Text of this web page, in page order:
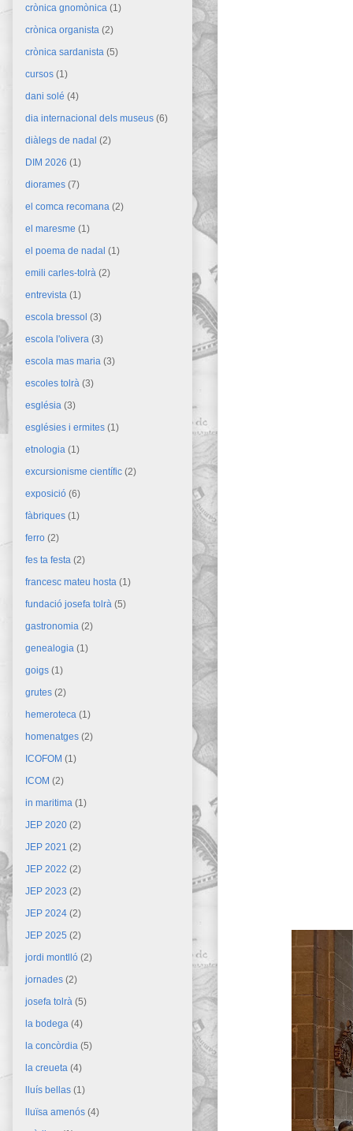
crònica gnomònica (1)
crònica organista (2)
crònica sardanista (5)
cursos (1)
dani solé (4)
dia internacional dels museus (6)
diàlegs de nadal (2)
DIM 2026 (1)
diorames (7)
el comca recomana (2)
el maresme (1)
el poema de nadal (1)
emili carles-tolrà (2)
entrevista (1)
escola bressol (3)
escola l'olivera (3)
escola mas maria (3)
escoles tolrà (3)
església (3)
esglésies i ermites (1)
etnologia (1)
excursionisme científic (2)
exposició (6)
fàbriques (1)
ferro (2)
fes ta festa (2)
francesc mateu hosta (1)
fundació josefa tolrà (5)
gastronomia (2)
genealogia (1)
goigs (1)
grutes (2)
hemeroteca (1)
homenatges (2)
ICOFOM (1)
ICOM (2)
in maritima (1)
JEP 2020 (2)
JEP 2021 (2)
JEP 2022 (2)
JEP 2023 (2)
JEP 2024 (2)
JEP 2025 (2)
jordi montlló (2)
jornades (2)
josefa tolrà (5)
la bodega (4)
la concòrdia (5)
la creueta (4)
lluís bellas (1)
lluïsa amenós (4)